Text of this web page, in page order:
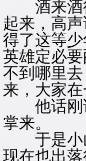
酒来酒往
起来，高
得了这等
英雄定必
不到哪里
来，大家
他话刚说
掌来。
于是小山
现在也出